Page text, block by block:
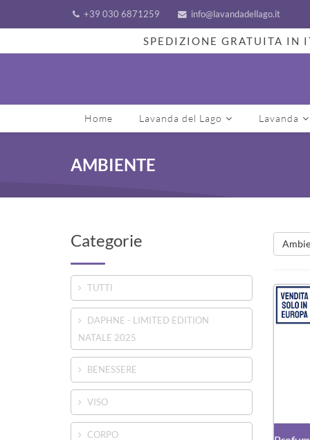
+39 030 6871259 info@lavandadellago.it
SPEDIZIONE GRATUITA IN
Home Lavanda del Lago Lavanda
AMBIENTE
Categorie
TUTTI
DAPHNE - LIMITED EDITION
NATALE 2025
BENESSERE
VISO
CORPO